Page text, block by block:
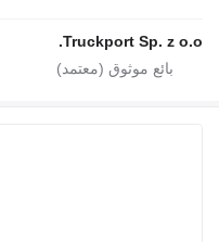
Truckport